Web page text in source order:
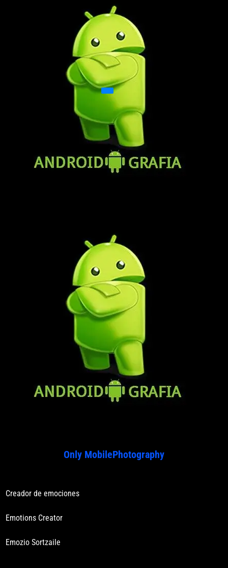
Only MobilePhotography
Creador de emociones
Emotions Creator
Emozio Sortzaile